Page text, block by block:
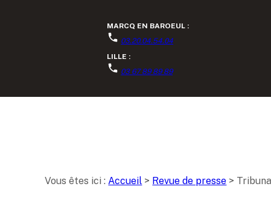
MARCQ EN BAROEUL :
03.20.04.54.04
LILLE :
03 67 89 89 89
Vous êtes ici :Accueil > Revue de presse >